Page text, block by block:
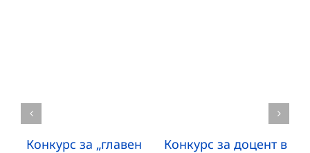
Конкурс за „главен
Конкурс за доцент в